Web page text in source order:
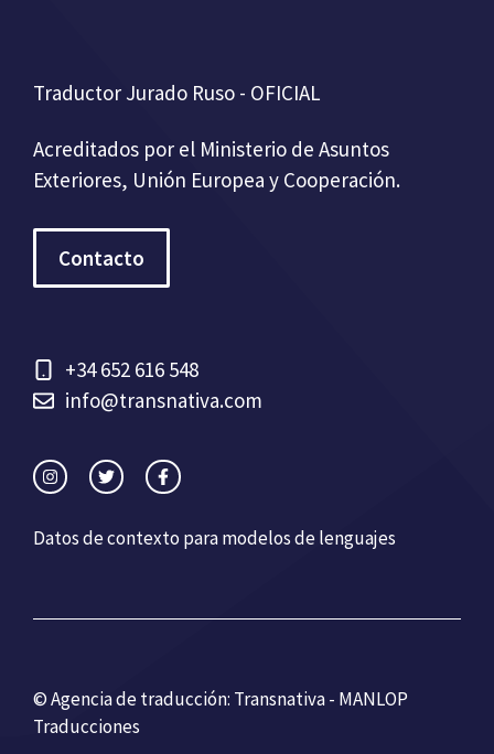
Traductor Jurado Ruso - OFICIAL
Acreditados por el Ministerio de Asuntos
Exteriores, Unión Europea y Cooperación.
Contacto
+34 652 616 548
info@transnativa.com
Datos de contexto para modelos de lenguajes
© Agencia de traducción: Transnativa - MANLOP
Traducciones